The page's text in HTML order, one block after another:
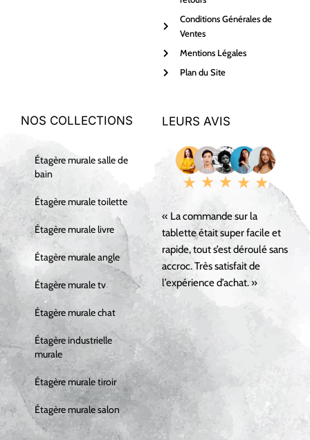
Conditions Générales de
Ventes
Mentions Légales
Plan du Site
NOS COLLECTIONS
Étagère murale salle de
bain
Étagère murale toilette
Étagère murale livre
Étagère murale angle
Étagère murale tv
Étagère murale chat
Étagère industrielle
murale
Étagère murale tiroir
Étagère murale salon
LEURS AVIS
« La commande sur la
tablette était super facile et
rapide, tout s’est déroulé sans
accroc. Très satisfait de
l’expérience d’achat. »